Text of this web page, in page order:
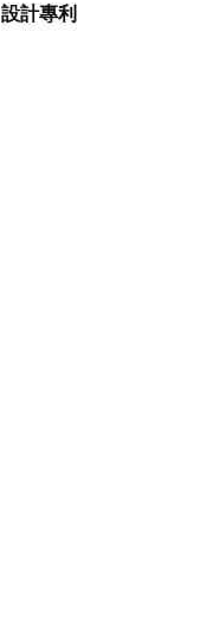
設計專利